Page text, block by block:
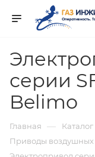
серии
Belimo
Главная — Каталог
Приводы воздушных